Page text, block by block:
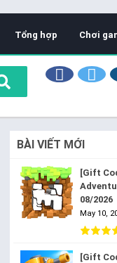
Tổng hợp Chơi
BÀI VIẾT MỚI
[Gift
08/2026
May 10,
[Gift